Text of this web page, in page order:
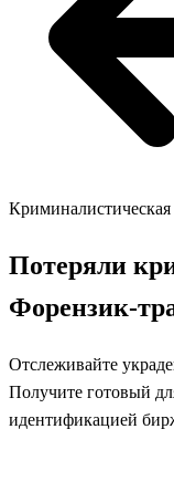
Криминалистическая
Потеряли
Форензик-
Отслеживайте
Получите готовый
идентификацией